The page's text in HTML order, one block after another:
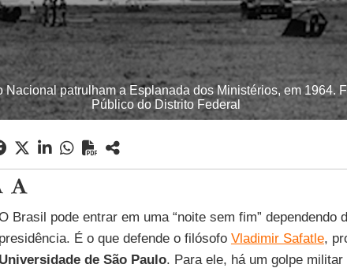
Nacional patrulham a Esplanada dos Ministérios, em 1964.
Público do Distrito Federal
Brasil pode entrar em uma “noite sem fim” dependendo
presidência. É o que defende o filósofo Vladimir Safatle,
Universidade de São Paulo. Para ele, há um golpe